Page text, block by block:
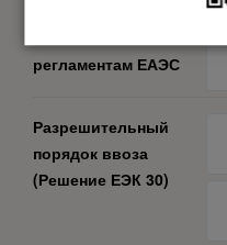
регламентам ЕАЭС
Разрешительный
порядок ввоза
(Решение ЕЭК 30)